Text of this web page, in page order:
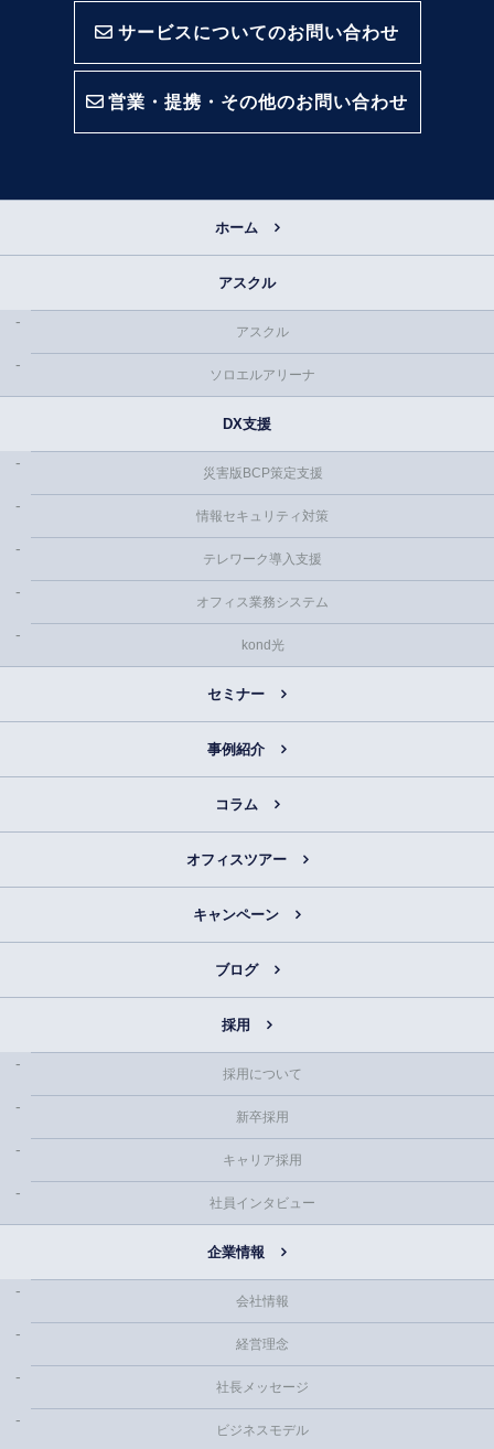
サービスについてのお問い合わせ
営業・提携・その他のお問い合わせ
ホーム
アスクル
アスクル
ソロエルアリーナ
DX支援
災害版BCP策定支援
情報セキュリティ対策
テレワーク導入支援
オフィス業務システム
kond光
セミナー
事例紹介
コラム
オフィスツアー
キャンペーン
ブログ
採用
採用について
新卒採用
キャリア採用
社員インタビュー
企業情報
会社情報
経営理念
社長メッセージ
ビジネスモデル